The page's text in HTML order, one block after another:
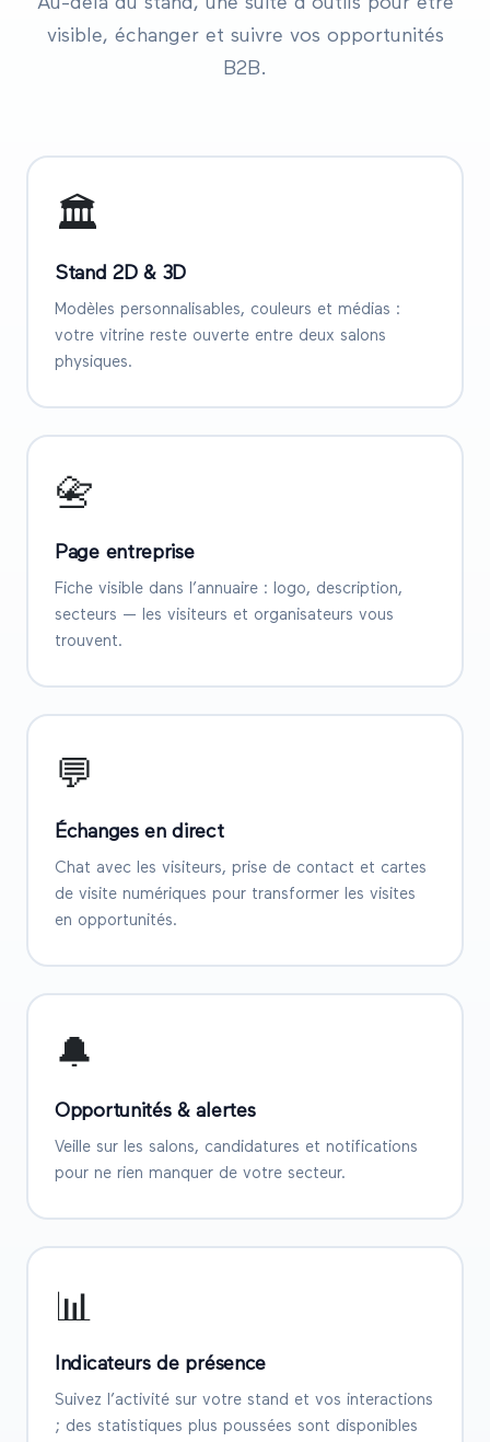
visible, échanger et suivre vos opportunités
B2B.
🏛️
Stand 2D & 3D
Modèles personnalisables, couleurs et médias :
votre vitrine reste ouverte entre deux salons
physiques.
📇
Page entreprise
Fiche visible dans l’annuaire : logo, description,
secteurs — les visiteurs et organisateurs vous
trouvent.
💬
Échanges en direct
Chat avec les visiteurs, prise de contact et cartes
de visite numériques pour transformer les visites
en opportunités.
🔔
Opportunités & alertes
Veille sur les salons, candidatures et notifications
pour ne rien manquer de votre secteur.
📊
Indicateurs de présence
Suivez l’activité sur votre stand et vos interactions
; des statistiques plus poussées sont disponibles